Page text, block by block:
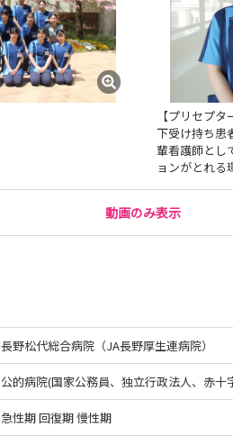
【プリセプ
下受け持ち患
輩看護師とし
ョンがとれ
動画のみ表示
長野松代総合病院（JA長野厚生連病院）
公的病院(国家公務員、独立行政法人、赤十
急性期 回復期 慢性期